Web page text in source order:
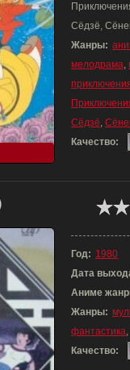
Сёдзё,
Жанры:
мелодрама,
Сёдзё,
Качество:
Год: 1980
Дата
Аниме
Жанры:
фантастика,
Качество: